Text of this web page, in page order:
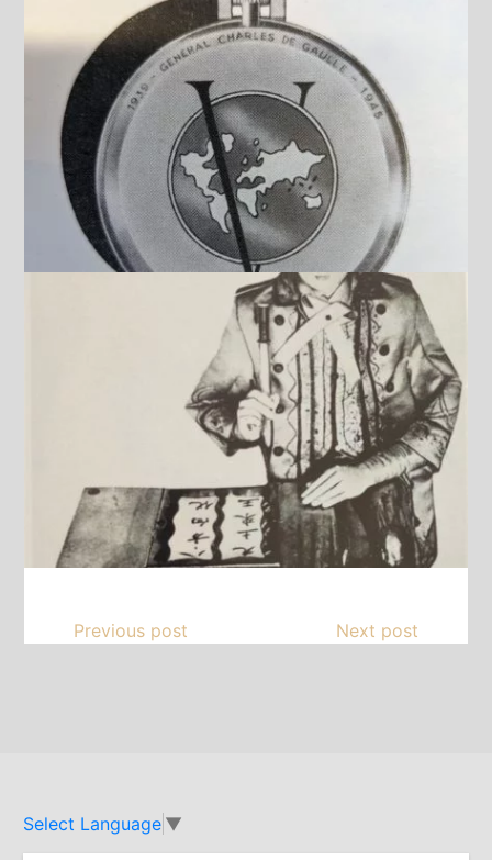
Previous post Next post
Select Language ▼